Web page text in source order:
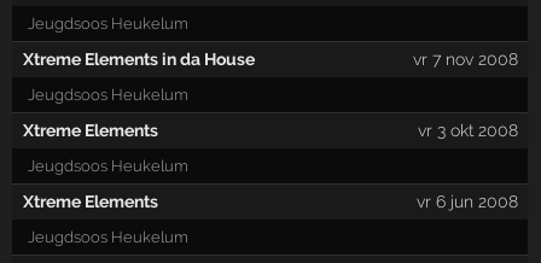
Jeugdsoos Heukelum
Xtreme Elements in da House vr 7 nov 2008
Jeugdsoos Heukelum
Xtreme Elements vr 3 okt 2008
Jeugdsoos Heukelum
Xtreme Elements vr 6 jun 2008
Jeugdsoos Heukelum